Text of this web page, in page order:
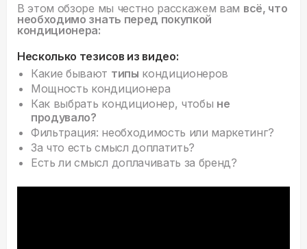
В этом обзоре мы честно расскажем вам всё, что
необходимо знать перед покупкой
кондиционера:
Несколько тезисов из видео:
Какие бывают типы кондиционеров
Мощность кондиционера
Как выбрать кондиционер, чтобы не
продувало?
Фильтрация: необходимость или маркетинг?
За что есть смысл доплатить?
Есть ли смысл доплачивать за бренд?